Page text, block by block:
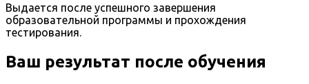
Выдается после успешного завершения
образовательной программы и прохождения
тестирования.
Ваш результат после обучения